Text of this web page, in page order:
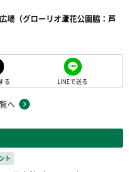
場（グローリオ蘆花公園脇：芦
る LINEで送る
へ
ト